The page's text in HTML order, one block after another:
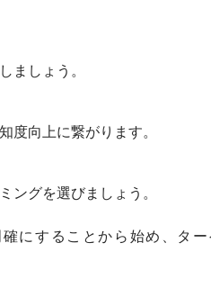
ましょう。
度向上に繋がります。
ングを選びましょう。
にすることから始め、タ